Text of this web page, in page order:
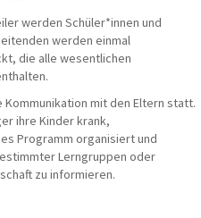
werden Schüler*innen und
werden einmal
die alle wesentlichen
mit den Eltern statt.
ihre Kinder krank,
Programm organisiert und
Lerngruppen oder
zu informieren.